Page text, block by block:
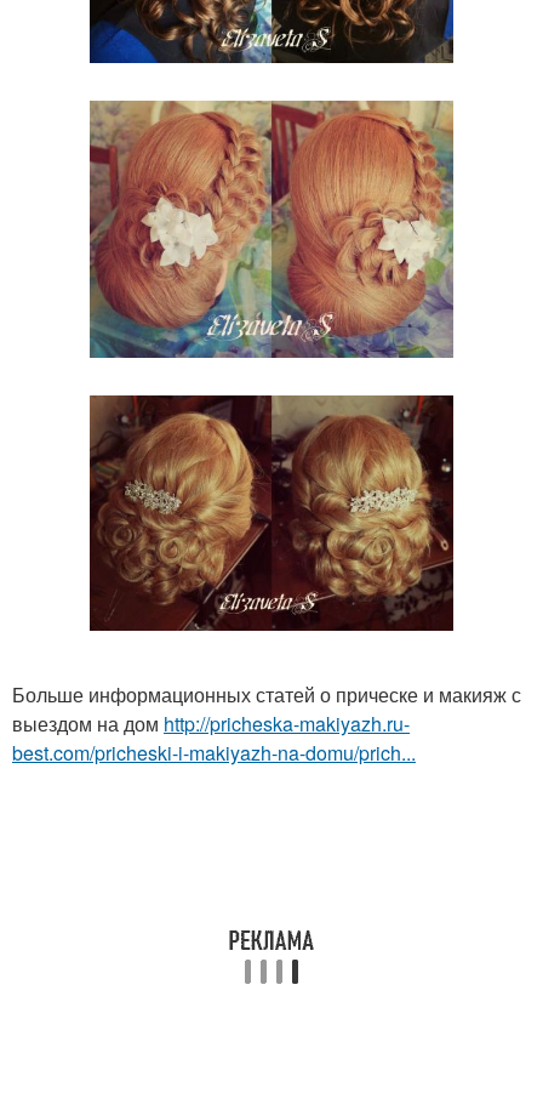
Больше информационных статей о прическе и макияж с
выездом на дом http://pricheska-makiyazh.ru-
best.com/pricheski-i-makiyazh-na-domu/prich...